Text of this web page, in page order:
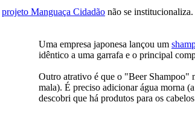
projeto Manguaça Cidadão não se institucionaliza.
Uma empresa japonesa lançou um
idêntico a uma garrafa e o principal
Outro atrativo é que o "Beer Shampoo"
mala). É preciso adicionar água morna
descobri que há produtos para os